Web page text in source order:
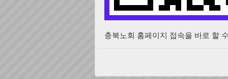
[360-041] 충청북도 청주시 상당구
Copyright by 2015 한국기독교장
충북노회 홈페이지 접속을 바로 할